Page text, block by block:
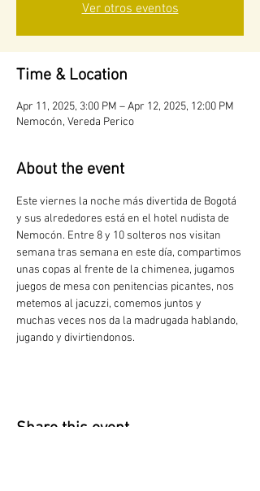
Ver otros eventos
Time & Location
Apr 11, 2025, 3:00 PM – Apr 12, 2025, 12:00 PM
Nemocón, Vereda Perico
About the event
Este viernes la noche más divertida de Bogotá
y sus alrededores está en el hotel nudista de
Nemocón. Entre 8 y 10 solteros nos visitan
semana tras semana en este día, compartimos
unas copas al frente de la chimenea, jugamos
juegos de mesa con penitencias picantes, nos
metemos al jacuzzi, comemos juntos y
muchas veces nos da la madrugada hablando,
jugando y divirtiendonos.
Share this event